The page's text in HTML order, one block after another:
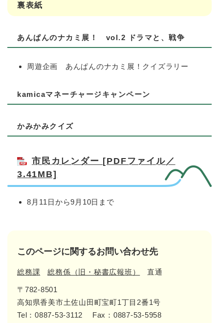
裏表紙
あんぱんのナカミ展！ vol.2 ドラマと、戦争
周遊企画 あんぱんのナカミ展！クイズラリー
kamicaマネーチャージキャンペーン
かみかみクイズ
市民カレンダー [PDFファイル／
3.41MB]
8月11日から9月10日まで
このページに関するお問い合わせ先
総務課 総務係（旧・秘書広報班） 直通
〒782-8501
高知県香美市土佐山田町宝町1丁目2番1号
Tel：0887-53-3112
Fax：0887-53-5958